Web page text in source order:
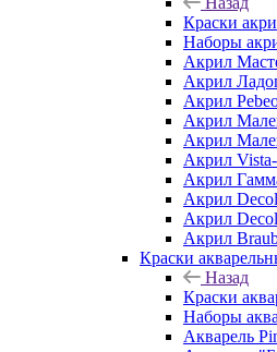
Краски
Наборы
Акрил
Акрил
Акрил
Акрил
Акрил
Акрил
Акрил
Акрил
Акрил
Акрил
Краски
Назад
Краски
Наборы
Акварель